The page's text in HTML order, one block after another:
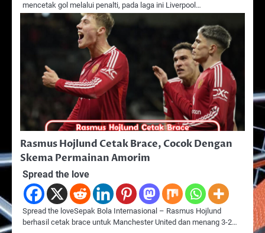
mencetak gol melalui penalti, pada laga ini Liverpool…
Rasmus Hojlund Cetak Brace, Cocok Dengan
Skema Permainan Amorim
Spread the love
Spread the loveSepak Bola Internasional – Rasmus Hojlund
berhasil cetak brace untuk Manchester United dan menang 3-2…